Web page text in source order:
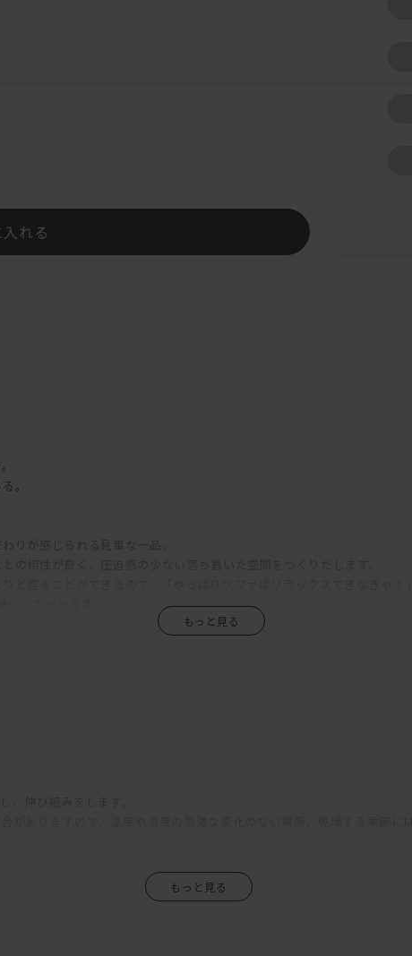
れる
。
して頂ければ、一生付き合える家具です。
因になりますのでご注意下さい。